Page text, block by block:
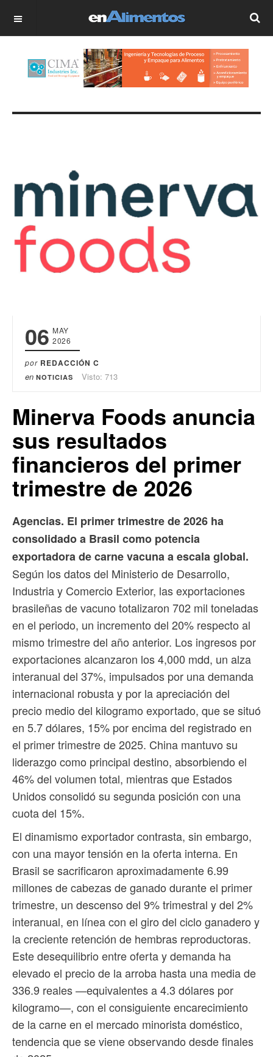
OFF CANVAS
06 MAY
2026
por REDACCIÓN C
en NOTICIAS Visto: 713
Minerva Foods anuncia
sus resultados
financieros del primer
trimestre de 2026
Agencias. El primer trimestre de 2026 ha
consolidado a Brasil como potencia
exportadora de carne vacuna a escala global.
Según los datos del Ministerio de Desarrollo,
Industria y Comercio Exterior, las exportaciones
brasileñas de vacuno totalizaron 702 mil toneladas
en el periodo, un incremento del 20% respecto al
mismo trimestre del año anterior. Los ingresos por
exportaciones alcanzaron los 4,000 mdd, un alza
interanual del 37%, impulsados por una demanda
internacional robusta y por la apreciación del
precio medio del kilogramo exportado, que se situó
en 5.7 dólares, 15% por encima del registrado en
el primer trimestre de 2025. China mantuvo su
liderazgo como principal destino, absorbiendo el
46% del volumen total, mientras que Estados
Unidos consolidó su segunda posición con una
cuota del 15%.
El dinamismo exportador contrasta, sin embargo,
con una mayor tensión en la oferta interna. En
Brasil se sacrificaron aproximadamente 6.99
millones de cabezas de ganado durante el primer
trimestre, un descenso del 9% trimestral y del 2%
interanual, en línea con el giro del ciclo ganadero y
la creciente retención de hembras reproductoras.
Este desequilibrio entre oferta y demanda ha
elevado el precio de la arroba hasta una media de
336.9 reales —equivalentes a 4.3 dólares por
kilogramo—, con el consiguiente encarecimiento
de la carne en el mercado minorista doméstico,
tendencia que se viene observando desde finales